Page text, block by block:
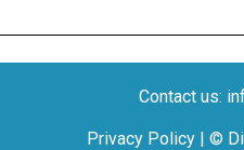
Contact us:
Privacy Policy | ©